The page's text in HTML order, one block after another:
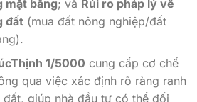
mặt bằng; và Rủi ro pháp lý về
đất(mua đất nông nghiệp/đất
1/5000 cung cấp cơ chế
qua việc xác định rõ ràng ranh
giúp nhà đầu tư có thể đối